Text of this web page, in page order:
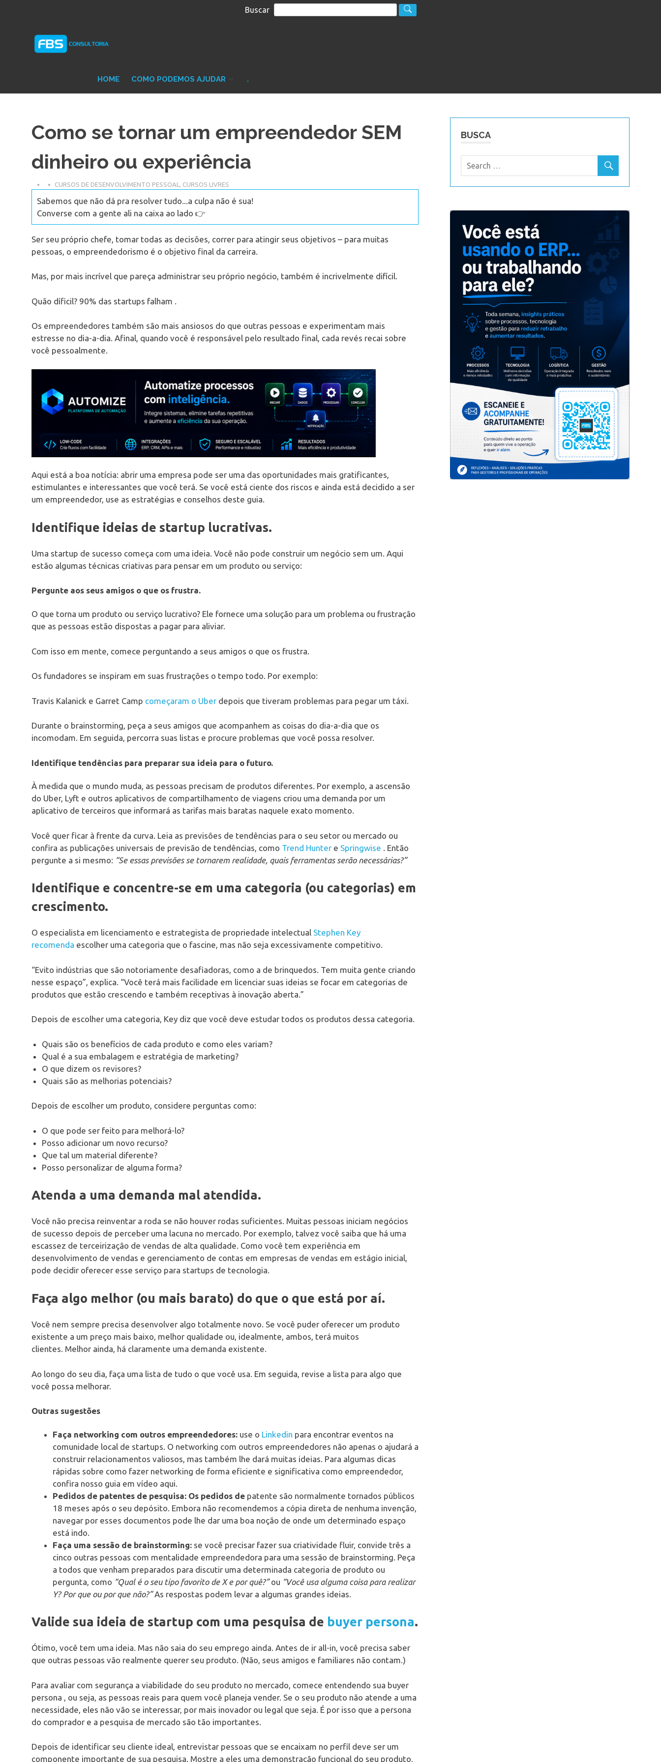
Buscar
Protheus
TOTVS
HOME COMO PODEMOS AJUDAR .
Como se tornar um empreendedor SEM
dinheiro ou experiência
CURSOS DE DESENVOLVIMENTO PESSOAL CURSOS LIVRES
Sabemos que não dá pra resolver tudo...a culpa não é sua!
Converse com a gente ali na caixa ao lado 👉
Ser seu próprio chefe, tomar todas as decisões, correr para atingir seus objetivos – para muitas
pessoas, o empreendedorismo é o objetivo final da carreira.
Mas, por mais incrível que pareça administrar seu próprio negócio, também é incrivelmente difícil.
Quão díficil? 90% das startups falham .
Os empreendedores também são mais ansiosos do que outras pessoas e experimentam mais
estresse no dia-a-dia. Afinal, quando você é responsável pelo resultado final, cada revés recai sobre
você pessoalmente.
Aqui está a boa notícia: abrir uma empresa pode ser uma das oportunidades mais gratificantes,
estimulantes e interessantes que você terá. Se você está ciente dos riscos e ainda está decidido a ser
um empreendedor, use as estratégias e conselhos deste guia.
Identifique ideias de startup lucrativas.
Uma startup de sucesso começa com uma ideia. Você não pode construir um negócio sem um. Aqui
estão algumas técnicas criativas para pensar em um produto ou serviço:
Pergunte aos seus amigos o que os frustra.
O que torna um produto ou serviço lucrativo? Ele fornece uma solução para um problema ou frustração
que as pessoas estão dispostas a pagar para aliviar.
Com isso em mente, comece perguntando a seus amigos o que os frustra.
Os fundadores se inspiram em suas frustrações o tempo todo. Por exemplo:
Travis Kalanick e Garret Camp começaram o Uber depois que tiveram problemas para pegar um táxi.
Durante o brainstorming, peça a seus amigos que acompanhem as coisas do dia-a-dia que os
incomodam. Em seguida, percorra suas listas e procure problemas que você possa resolver.
Identifique tendências para preparar sua ideia para o futuro.
À medida que o mundo muda, as pessoas precisam de produtos diferentes. Por exemplo, a ascensão
do Uber, Lyft e outros aplicativos de compartilhamento de viagens criou uma demanda por um
aplicativo de terceiros que informará as tarifas mais baratas naquele exato momento.
Você quer ficar à frente da curva. Leia as previsões de tendências para o seu setor ou mercado ou
confira as publicações universais de previsão de tendências, como Trend Hunter e Springwise . Então
pergunte a si mesmo: “Se essas previsões se tornarem realidade, quais ferramentas serão necessárias?”
Identifique e concentre-se em uma categoria (ou categorias) em
crescimento.
O especialista em licenciamento e estrategista de propriedade intelectual Stephen Key
recomenda escolher uma categoria que o fascine, mas não seja excessivamente competitivo.
“Evito indústrias que são notoriamente desafiadoras, como a de brinquedos. Tem muita gente criando
nesse espaço”, explica. “Você terá mais facilidade em licenciar suas ideias se focar em categorias de
produtos que estão crescendo e também receptivas à inovação aberta.”
Depois de escolher uma categoria, Key diz que você deve estudar todos os produtos dessa categoria.
Quais são os benefícios de cada produto e como eles variam?
Qual é a sua embalagem e estratégia de marketing?
O que dizem os revisores?
Quais são as melhorias potenciais?
Depois de escolher um produto, considere perguntas como:
O que pode ser feito para melhorá-lo?
Posso adicionar um novo recurso?
Que tal um material diferente?
Posso personalizar de alguma forma?
Atenda a uma demanda mal atendida.
Você não precisa reinventar a roda se não houver rodas suficientes. Muitas pessoas iniciam negócios
de sucesso depois de perceber uma lacuna no mercado. Por exemplo, talvez você saiba que há uma
escassez de terceirização de vendas de alta qualidade. Como você tem experiência em
desenvolvimento de vendas e gerenciamento de contas em empresas de vendas em estágio inicial,
pode decidir oferecer esse serviço para startups de tecnologia.
Faça algo melhor (ou mais barato) do que o que está por aí.
Você nem sempre precisa desenvolver algo totalmente novo. Se você puder oferecer um produto
existente a um preço mais baixo, melhor qualidade ou, idealmente, ambos, terá muitos
clientes. Melhor ainda, há claramente uma demanda existente.
Ao longo do seu dia, faça uma lista de tudo o que você usa. Em seguida, revise a lista para algo que
você possa melhorar.
Outras sugestões
Faça networking com outros empreendedores:use o Linkedin para encontrar eventos na
comunidade local de startups. O networking com outros empreendedores não apenas o ajudará a
construir relacionamentos valiosos, mas também lhe dará muitas ideias. Para algumas dicas
rápidas sobre como fazer networking de forma eficiente e significativa como empreendedor,
confira nosso guia em vídeo aqui.
Pedidos de patentes de pesquisa: Os pedidos depatente são normalmente tornados públicos
18 meses após o seu depósito. Embora não recomendemos a cópia direta de nenhuma invenção,
navegar por esses documentos pode lhe dar uma boa noção de onde um determinado espaço
está indo.
Faça uma sessão de brainstorming:se você precisar fazer sua criatividade fluir, convide três a
cinco outras pessoas com mentalidade empreendedora para uma sessão de brainstorming. Peça
a todos que venham preparados para discutir uma determinada categoria de produto ou
pergunta, como “Qual é o seu tipo favorito de X e por quê?”ou “Você usa alguma coisa para realizar
Y? Por que ou por que não?”As respostas podem levar a algumas grandes ideias.
Valide sua ideia de startup com uma pesquisa de buyer persona.
Ótimo, você tem uma ideia. Mas não saia do seu emprego ainda. Antes de ir all-in, você precisa saber
que outras pessoas vão realmente querer seu produto. (Não, seus amigos e familiares não contam.)
Para avaliar com segurança a viabilidade do seu produto no mercado, comece entendendo sua buyer
persona , ou seja, as pessoas reais para quem você planeja vender. Se o seu produto não atende a uma
necessidade, eles não vão se interessar, por mais inovador ou legal que seja. É por isso que a persona
do comprador e a pesquisa de mercado são tão importantes.
Depois de identificar seu cliente ideal, entrevistar pessoas que se encaixam no perfil deve ser um
componente importante de sua pesquisa. Mostre a eles uma demonstração funcional do seu produto,
BUSCA